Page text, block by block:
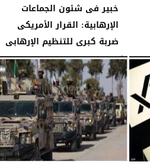
خبير فى شئون الجماعات
الإرهابية: القرار الأمريكى
ضربة كبرى للتنظيم الإرهابى
الأربعاء، 14 يناير 2026 03:39 صـ